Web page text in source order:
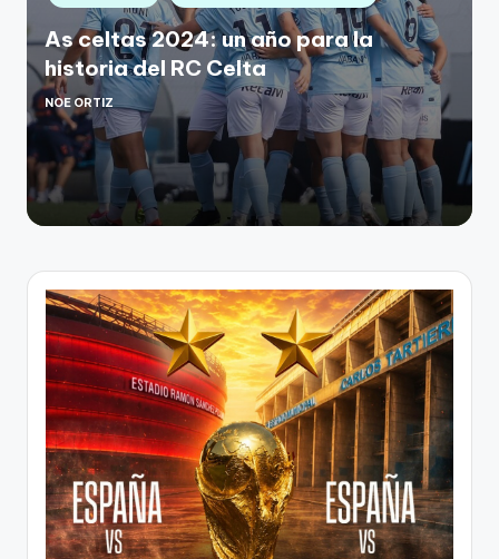
As celtas 2024: un año para la
historia del RC Celta
NOE ORTIZ